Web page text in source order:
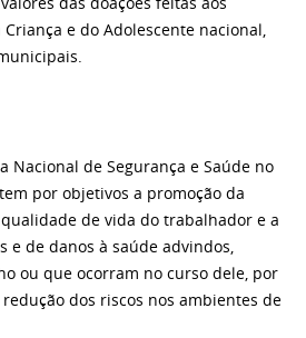
e do Adolescente nacional,
Nacional de Segurança e Saúde no
por objetivos a promoção da
de vida do trabalhador e a
e de danos à saúde advindos,
ou que ocorram no curso dele, por
dos riscos nos ambientes de